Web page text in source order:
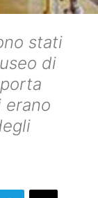
stati
di
erano